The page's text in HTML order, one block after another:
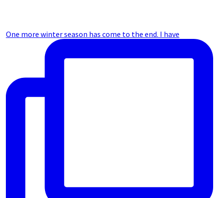
One more winter season has come to the end. I have